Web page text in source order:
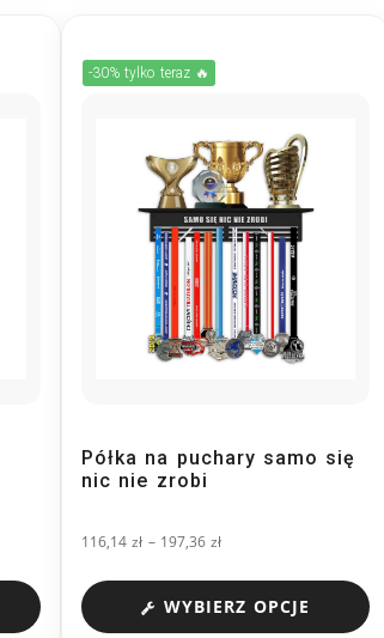
-30% tylko teraz 🔥
Półka na puchary samo się
nic nie zrobi
116,14zł – 197,36zł
WYBIERZ OPCJE